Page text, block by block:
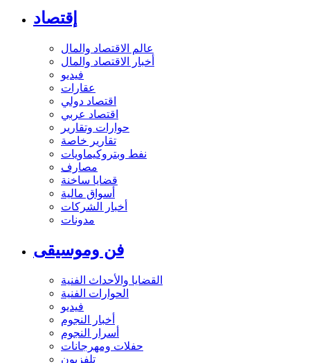
إقتصاد
عالم الاقتصاد والمال
أخبار الاقتصاد والمال
فيديو
عقارات
اقتصاد دولي
اقتصاد عربي
حوارات وتقارير
تقارير خاصة
نفط وبتروكيماويات
مصارف
قضايا ساخنة
أسواق مالية
أخبار الشركات
مدونات
فن وموسيقى
القضايا والأحداث الفنية
الحوارات الفنية
فيديو
أخبار النجوم
أسرار النجوم
حفلات ومهرجانات
تلفزيون